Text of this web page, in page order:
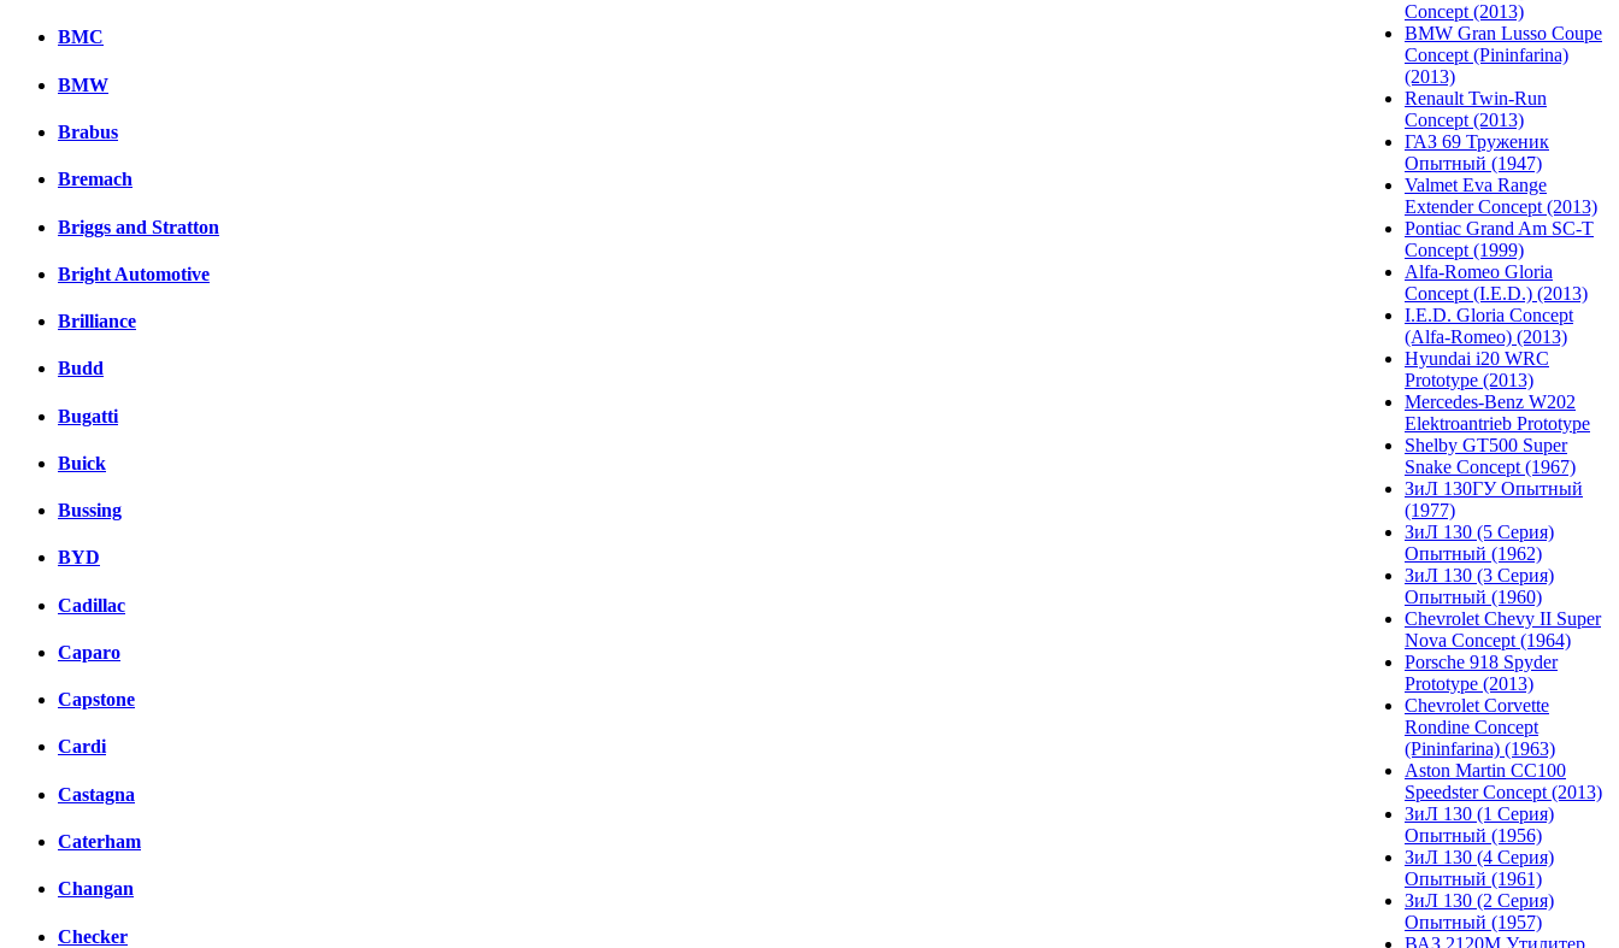
BMC
BMW
Brabus
Bremach
Briggs and Stratton
Bright Automotive
Brilliance
Budd
Bugatti
Buick
Bussing
BYD
Cadillac
Caparo
Capstone
Cardi
Castagna
Caterham
Changan
Checker
Concept (2013)
BMW Gran Lusso Coupe
Concept (Pininfarina)
(2013)
Renault Twin-Run
Concept (2013)
ГАЗ 69 Труженик
Опытный (1947)
Valmet Eva Range
Extender Concept (2013)
Pontiac Grand Am SC-T
Concept (1999)
Alfa-Romeo Gloria
Concept (I.E.D.) (2013)
I.E.D. Gloria Concept
(Alfa-Romeo) (2013)
Hyundai i20 WRC
Prototype (2013)
Mercedes-Benz W202
Elektroantrieb Prototype
Shelby GT500 Super
Snake Concept (1967)
ЗиЛ 130ГУ Опытный
(1977)
ЗиЛ 130 (5 Серия)
Опытный (1962)
ЗиЛ 130 (3 Серия)
Опытный (1960)
Chevrolet Chevy II Super
Nova Concept (1964)
Porsche 918 Spyder
Prototype (2013)
Chevrolet Corvette
Rondine Concept
(Pininfarina) (1963)
Aston Martin CC100
Speedster Concept (2013)
ЗиЛ 130 (1 Серия)
Опытный (1956)
ЗиЛ 130 (4 Серия)
Опытный (1961)
ЗиЛ 130 (2 Серия)
Опытный (1957)